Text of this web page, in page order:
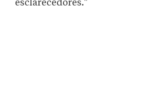
esclarecedores."